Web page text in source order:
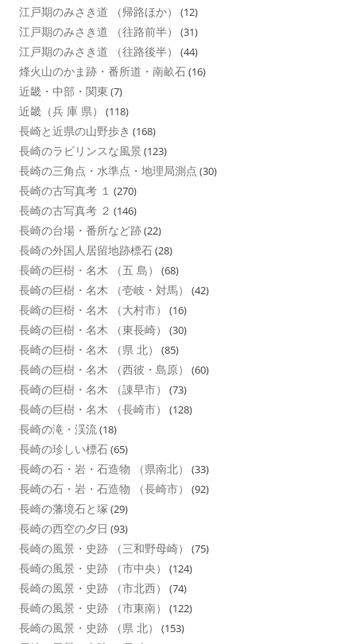
江戸期のみさき道 （帰路ほか） (12)
江戸期のみさき道 （往路前半） (31)
江戸期のみさき道 （往路後半） (44)
烽火山のかま跡・番所道・南畝石(16)
近畿・中部・関東 (7)
近畿（兵 庫 県） (118)
長崎と近県の山野歩き (168)
長崎のラビリンスな風景 (123)
長崎の三角点・水準点・地理局測点 (30)
長崎の古写真考 １ (270)
長崎の古写真考 ２ (146)
長崎の台場・番所など跡(22)
長崎の外国人居留地跡標石(28)
長崎の巨樹・名木 （五 島） (68)
長崎の巨樹・名木 （壱岐・対馬） (42)
長崎の巨樹・名木 （大村市） (16)
長崎の巨樹・名木 （東長崎） (30)
長崎の巨樹・名木 （県 北） (85)
長崎の巨樹・名木 （西彼・島原） (60)
長崎の巨樹・名木 （諌早市） (73)
長崎の巨樹・名木 （長崎市） (128)
長崎の滝・渓流(18)
長崎の珍しい標石(65)
長崎の石・岩・石造物 （県南北） (33)
長崎の石・岩・石造物 （長崎市） (92)
長崎の藩境石と塚 (29)
長崎の西空の夕日 (93)
長崎の風景・史跡 （三和野母崎） (75)
長崎の風景・史跡 （市中央） (124)
長崎の風景・史跡 （市北西） (74)
長崎の風景・史跡 （市東南） (122)
長崎の風景・史跡 （県 北） (153)